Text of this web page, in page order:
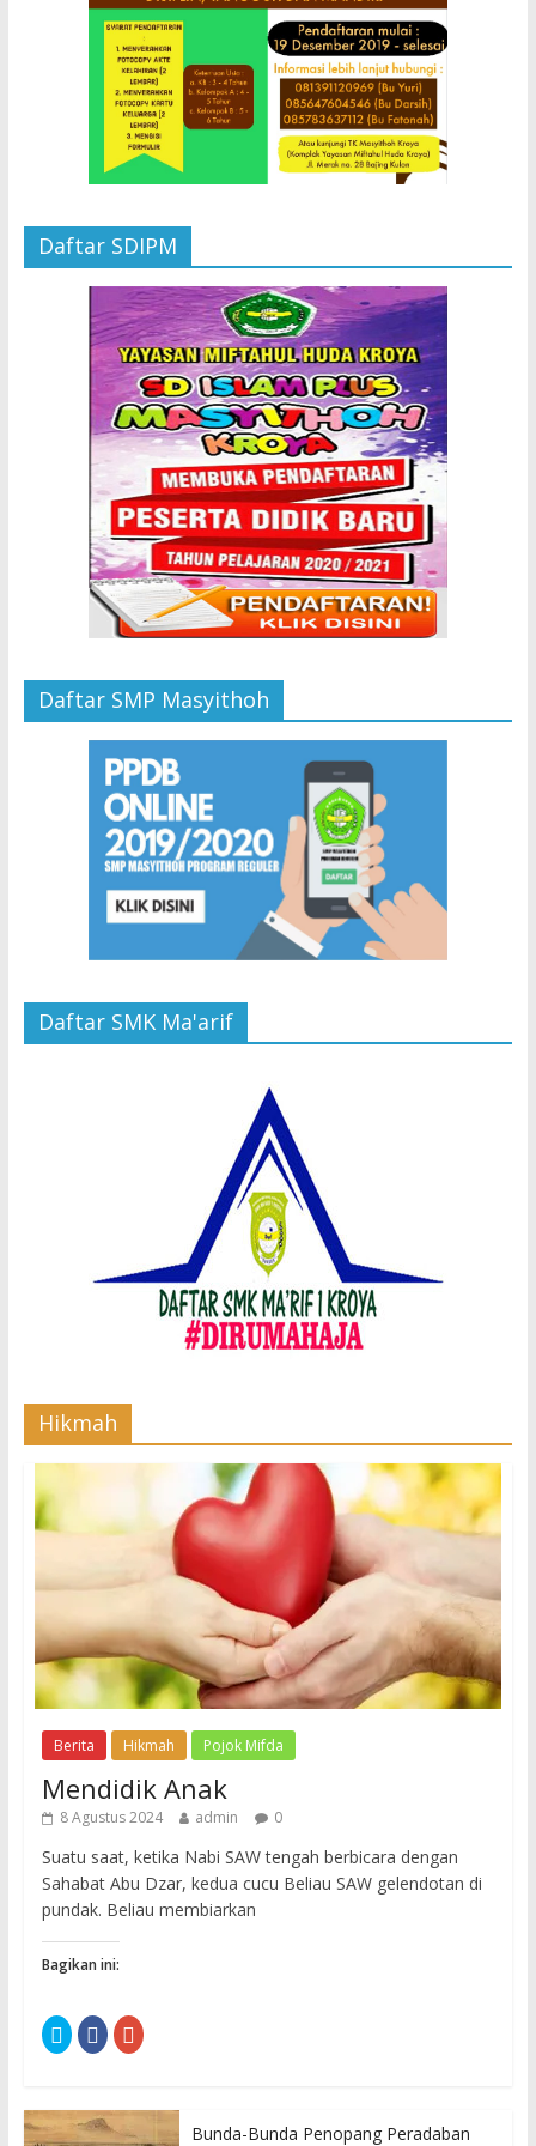
Daftar SDIPM
Daftar SMP Masyithoh
Daftar SMK Ma'arif
Hikmah
Berita Hikmah Pojok Mifda
Mendidik Anak
8 Agustus 2024 admin 0
Suatu saat, ketika Nabi SAW tengah berbicara dengan
Sahabat Abu Dzar, kedua cucu Beliau SAW gelendotan di
pundak. Beliau membiarkan
Bagikan ini:
K
l
i
t
K
l
i
t
u
K
l
i
t
u Bunda-Bunda Penopang Peradaban